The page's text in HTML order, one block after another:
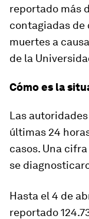
reportado más
contagiadas de
muertes a
de la
Cómo es la
Las
últimas 24
casos. Una
se
Hasta el 4 de
reportado